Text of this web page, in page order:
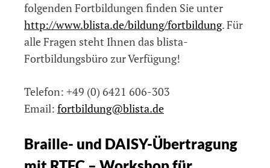
folgenden Fortbildungen finden Sie unter
http://www.blista.de/bildung/fortbildung. Für
alle Fragen steht Ihnen das blista-
Fortbildungsbüro zur Verfügung!
Telefon: +49 (0) 6421 606-303
Email: fortbildung@blista.de
Braille- und DAISY-Übertragung